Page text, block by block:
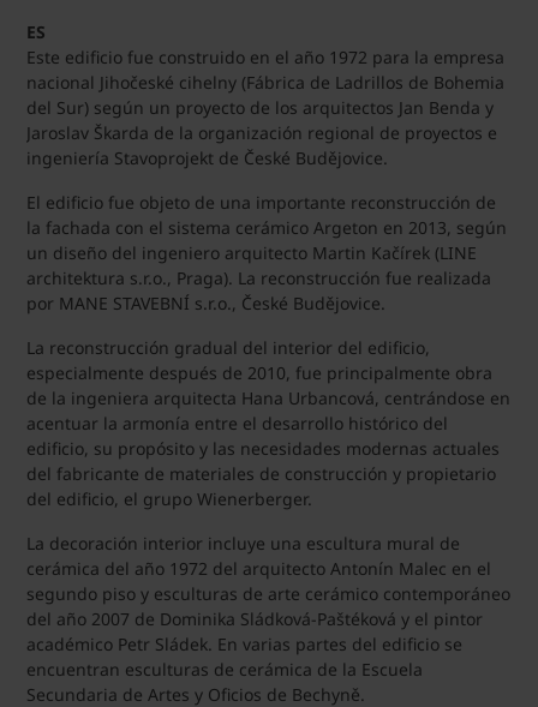
ES
Este edificio fue construido en el año 1972 para la empresa
nacional Jihočeské cihelny (Fábrica de Ladrillos de Bohemia
del Sur) según un proyecto de los arquitectos Jan Benda y
Jaroslav Škarda de la organización regional de proyectos e
ingeniería Stavoprojekt de České Budějovice.
El edificio fue objeto de una importante reconstrucción de
la fachada con el sistema cerámico Argeton en 2013, según
un diseño del ingeniero arquitecto Martin Kačírek (LINE
architektura s.r.o., Praga). La reconstrucción fue realizada
por MANE STAVEBNÍ s.r.o., České Budějovice.
La reconstrucción gradual del interior del edificio,
especialmente después de 2010, fue principalmente obra
de la ingeniera arquitecta Hana Urbancová, centrándose en
acentuar la armonía entre el desarrollo histórico del
edificio, su propósito y las necesidades modernas actuales
del fabricante de materiales de construcción y propietario
del edificio, el grupo Wienerberger.
La decoración interior incluye una escultura mural de
cerámica del año 1972 del arquitecto Antonín Malec en el
segundo piso y esculturas de arte cerámico contemporáneo
del año 2007 de Dominika Sládková-Paštéková y el pintor
académico Petr Sládek. En varias partes del edificio se
encuentran esculturas de cerámica de la Escuela
Secundaria de Artes y Oficios de Bechyně.